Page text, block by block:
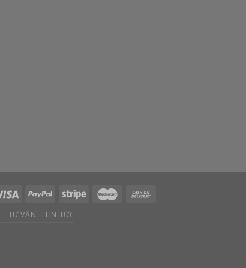
TƯ VẤN – TIN TỨC